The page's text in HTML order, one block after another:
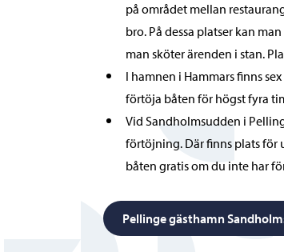
på området mellan
bro. På dessa platser kan
man sköter ärenden i stan.
I hamnen i Hammars finns
förtöja båten för högst fyra
Vid Sandholmsudden i
förtöjning. Där finns plats för
båten gratis om du inte har
Pellinge gästhamn